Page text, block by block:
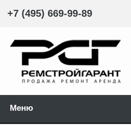
+7 (495) 669-99-89
Меню